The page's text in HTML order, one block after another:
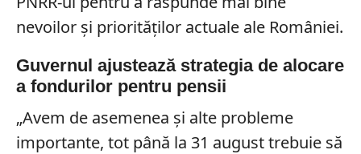
nevoilor și priorităților actuale ale României.
Guvernul ajustează strategia de alocare
a fondurilor pentru pensii
„Avem de asemenea şi alte probleme
importante, tot până la 31 august trebuie să